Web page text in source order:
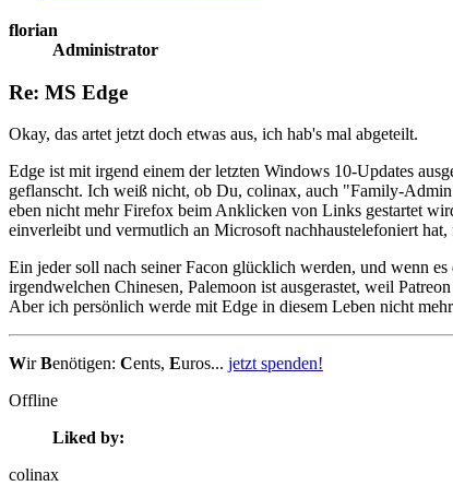
florian
Administrator
Re: MS Edge
Okay, das artet jetzt doch etwas aus, ich hab's mal abgeteilt.
Edge ist mit irgend einem der letzten Windows 10-Updates
geflanscht. Ich weiß nicht, ob Du, colinax, auch "Family-
eben nicht mehr Firefox beim Anklicken von Links gestartet
einverleibt und vermutlich an Microsoft nachhaustelefoniert
Ein jeder soll nach seiner Facon glücklich werden, und wenn
irgendwelchen Chinesen, Palemoon ist ausgerastet, weil
Aber ich persönlich werde mit Edge in diesem Leben nicht
WirBenötigen: Cents, Euros... jetzt spenden!
Offline
Liked by:
colinax